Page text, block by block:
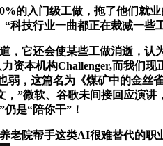
的入门级工做，拖了他们就
科技行业一曲都正在裁减一些
它还会使某些工做消逝，认
本机构Challenger,而我们
，这篇名为《煤矿中的金丝
，”微软、谷歌未间接回应演
是“陪你干”！
院帮手这类AI很难替代的职